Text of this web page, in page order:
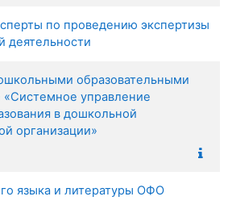
по проведению экспертизы
деятельности
образовательными
«Системное управление
в дошкольной
организации»
языка и литературы ОФО